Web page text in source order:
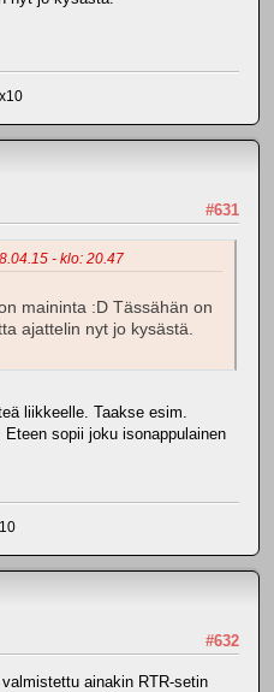
#631
- klo: 20.47
maininta :D Tässähän on
ajattelin nyt jo kysästä.
liikkeelle. Taakse esim.
sopii joku isonappulainen
#632
ainakin RTR-setin